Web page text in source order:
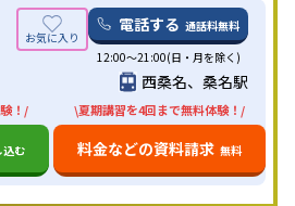
電話する 通話料無料
12:00～21:00(日・月を除く)
西桑名、桑名駅
！/
込む
\夏期講習を4回まで無料体験！/
料金などの資料請求 無料